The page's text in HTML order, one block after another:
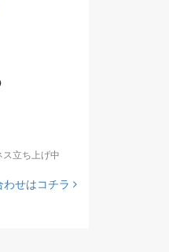
立ち上げ中
わせはコチラ